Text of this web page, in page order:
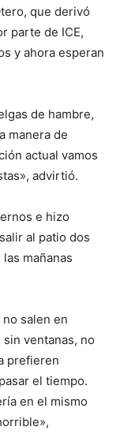
que derivó
parte de ICE,
y ahora esperan
de hambre,
manera de
actual vamos
advirtió.
e hizo
al patio dos
mañanas
salen en
ventanas, no
prefieren
el tiempo.
en el mismo